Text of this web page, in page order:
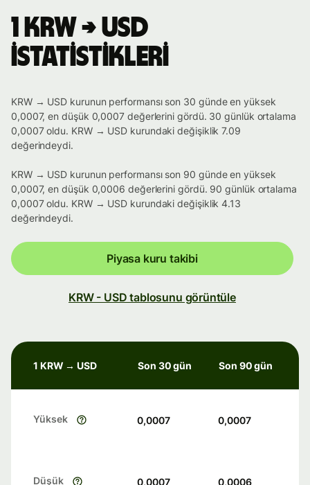
1 KRW → USD
istatistikleri
KRW → USD kurunun performansı son 30 günde en yüksek
0,0007, en düşük 0,0007 değerlerini gördü. 30 günlük ortalama
0,0007 oldu. KRW → USD kurundaki değişiklik 7.09
değerindeydi.
KRW → USD kurunun performansı son 90 günde en yüksek
0,0007, en düşük 0,0006 değerlerini gördü. 90 günlük ortalama
0,0007 oldu. KRW → USD kurundaki değişiklik 4.13
değerindeydi.
Piyasa kuru takibi
KRW - USD tablosunu görüntüle
1 KRW → USD Son 30 gün Son 90 gün
Yüksek 0,0007 0,0007
Düşük 0,0007 0,0006